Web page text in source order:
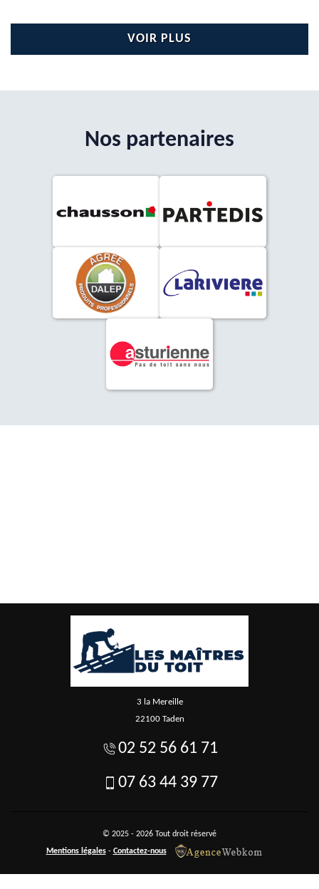
VOIR PLUS
Nos partenaires
3 la Mereille
22100 Taden
02 52 56 61 71
07 63 44 39 77
© 2025 - 2026 Tout droit réservé
Mentions légales- Contactez-nous